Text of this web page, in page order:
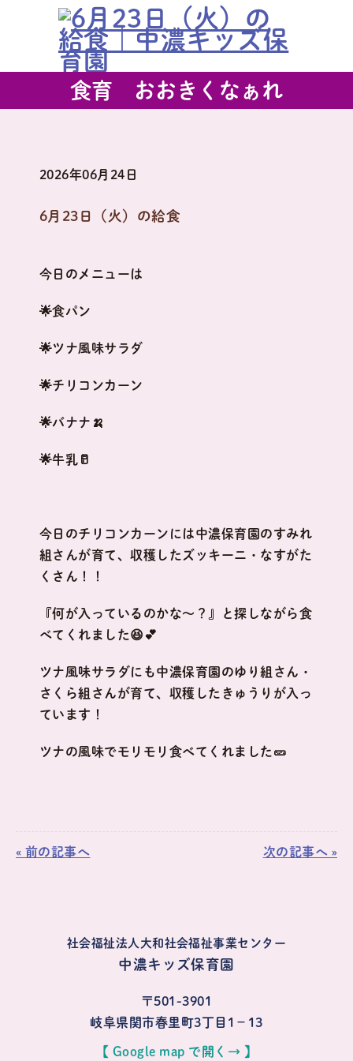
食育 おおきくなぁれ
2026年06月24日
6月23日（火）の給食
今日のメニューは
🌟食パン
🌟ツナ風味サラダ
🌟チリコンカーン
🌟バナナ🍌
🌟牛乳🥛
今日のチリコンカーンには中濃保育園のすみれ
組さんが育て、収穫したズッキーニ・なすがた
くさん！！
『何が入っているのかな～？』と探しながら食
べてくれました😆💕
ツナ風味サラダにも中濃保育園のゆり組さん・
さくら組さんが育て、収穫したきゅうりが入っ
ています！
ツナの風味でモリモリ食べてくれました🥒
« 前の記事へ 次の記事へ »
社会福祉法人大和社会福祉事業センター
中濃キッズ保育園
〒501-3901
岐阜県関市春里町3丁目1−13
【 Google map で開く→ 】